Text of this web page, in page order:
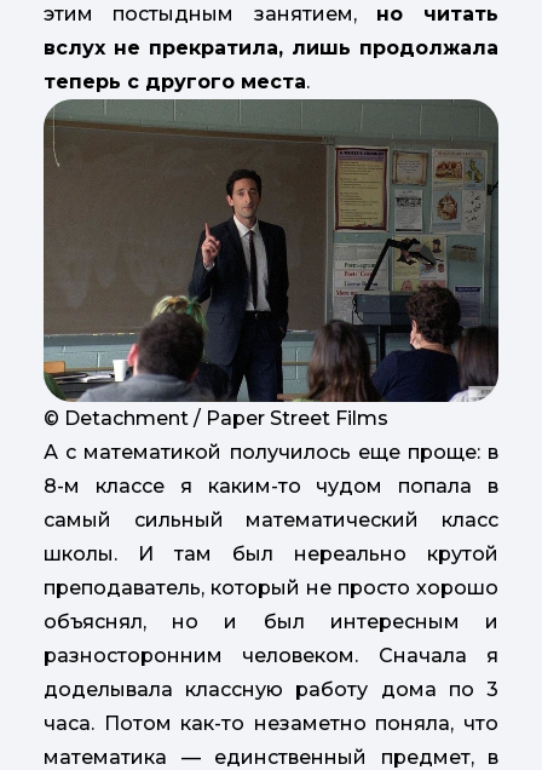
этим постыдным занятием, но читать
вслух не прекратила, лишь продолжала
теперь с другого места.
© Detachment / Paper Street Films
А с математикой получилось еще проще: в
8-м классе я каким-то чудом попала в
самый сильный математический класс
школы. И там был нереально крутой
преподаватель, который не просто хорошо
объяснял, но и был интересным и
разносторонним человеком. Сначала я
доделывала классную работу дома по 3
часа. Потом как-то незаметно поняла, что
математика — единственный предмет, в